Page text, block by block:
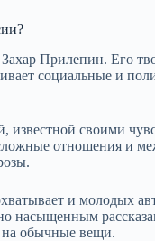
Прилепин. Его
социальные и
своими
отношения и
и молодых
насыщенным
на обычные вещи.